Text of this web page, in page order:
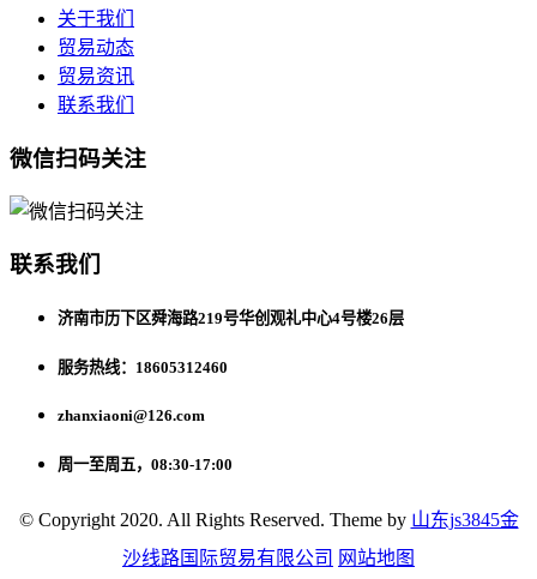
服务。
目录
贸易动态
联系我们
微信扫码关注
联系我们
济南市历下区舜海路219号华创观礼中心4号楼26层
服务热线：18605312460
zhanxiaoni@126.com